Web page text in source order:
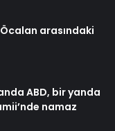
arasındaki
ABD, bir yanda
namaz